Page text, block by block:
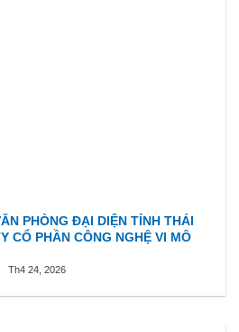
PHÒNG ĐẠI DIỆN TỈNH THÁI
CỔ PHẦN CÔNG NGHỆ VI MÔ
Th4 24, 2026